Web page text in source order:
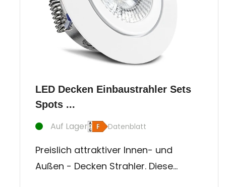
LED Decken Einbaustrahler Sets
Spots ...
Auf Lager Datenblatt
Preislich attraktiver Innen- und
Außen - Decken Strahler. Diese